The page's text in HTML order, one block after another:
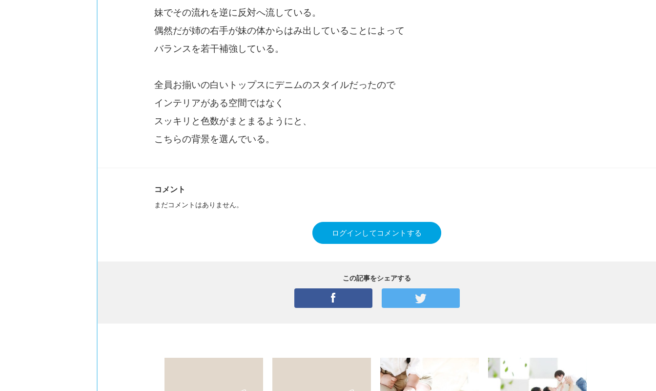
妹でその流れを逆に反対へ流している。
偶然だが姉の右手が妹の体からはみ出していることによって
バランスを若干補強している。
全員お揃いの白いトップスにデニムのスタイルだったので
インテリアがある空間ではなく
スッキリと色数がまとまるようにと、
こちらの背景を選んでいる。
コメント
まだコメントはありません。
ログインしてコメントする
この記事をシェアする